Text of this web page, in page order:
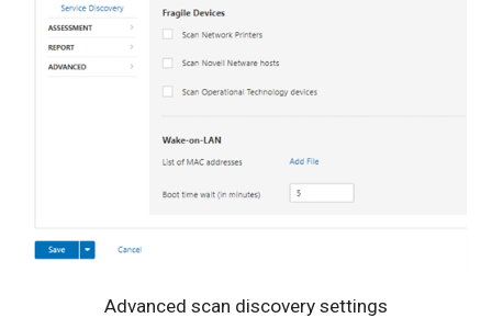
Advanced scan discovery settings